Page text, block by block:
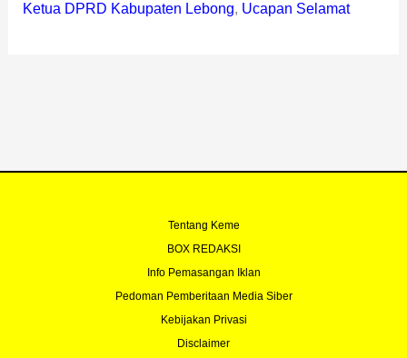
Ketua DPRD Kabupaten Lebong, Ucapan Selamat
Tentang Keme
BOX REDAKSI
Info Pemasangan Iklan
Pedoman Pemberitaan Media Siber
Kebijakan Privasi
Disclaimer